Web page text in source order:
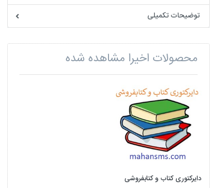
توضیحات تکمیلی
محصولات اخیرا مشاهده شده
دایرکتوری کتاب و کتابفروشی